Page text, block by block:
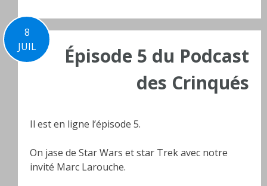
8
JUIL
Épisode 5 du Podcast
des Crinqués
Il est en ligne l’épisode 5.
On jase de Star Wars et star Trek avec notre
invité Marc Larouche.